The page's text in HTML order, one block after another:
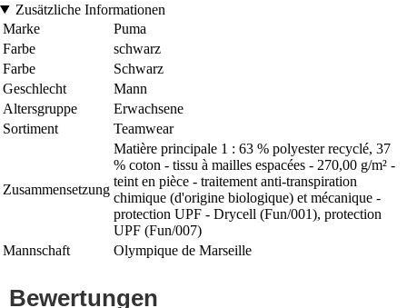
Zusätzliche Informationen
Marke
Puma
Farbe
schwarz
Farbe
Schwarz
Geschlecht
Mann
Altersgruppe
Erwachsene
Sortiment
Teamwear
Zusammensetzung
Matière principale 1 : 63 % polyester recyclé, 37
% coton - tissu à mailles espacées - 270,00 g/m² -
teint en pièce - traitement anti-transpiration
chimique (d'origine biologique) et mécanique -
protection UPF - Drycell (Fun/001), protection
UPF (Fun/007)
Mannschaft
Olympique de Marseille